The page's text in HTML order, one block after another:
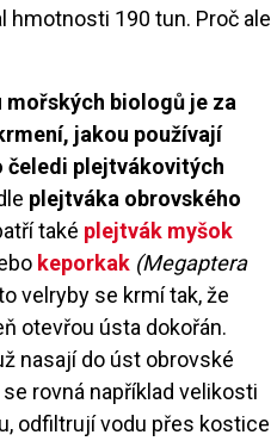
hmotnosti 190 tun. Proč ale
biologů je za
jakou používají
čeledi plejtvákovitých
plejtváka obrovského
také plejtvák myšok
keporkak (Megaptera
velryby se krmí tak, že
otevřou ústa dokořán.
nasají do úst obrovské
rovná například velikosti
odfiltrují vodu přes kostice